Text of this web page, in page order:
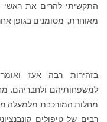
התקשיתי להרים את ראשי
מאוחרת, מסומנים בגופן
בזהירות רבה אעז
למשפחותיהם ולחבריהם.
מחלות המורכבת מלמעלה
רבים של טיפולים